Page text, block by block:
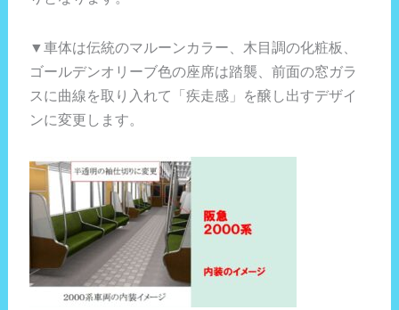
▼車体は伝統のマルーンカラー、木目調の化粧板、
ゴールデンオリーブ色の座席は踏襲、前面の窓ガラ
スに曲線を取り入れて「疾走感」を醸し出すデザイ
ンに変更します。